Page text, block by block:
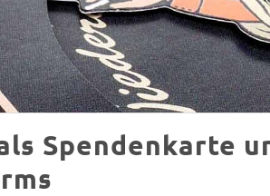
Spendenkarte